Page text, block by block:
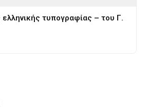
τυπογραφίας – του Γ.